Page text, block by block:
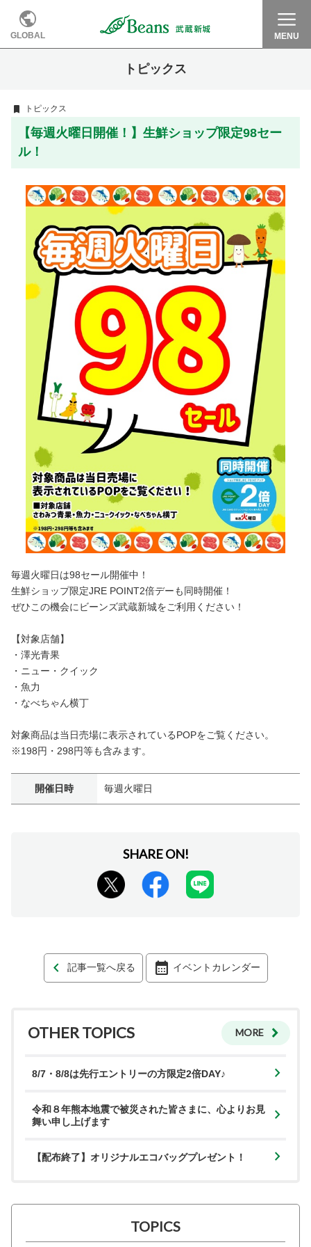
GLOBAL MENU
トピックス
トピックス
【毎週火曜日開催！】生鮮ショップ限定98セー
ル！
毎週火曜日は98セール開催中！
生鮮ショップ限定JRE POINT2倍デーも同時開催！
ぜひこの機会にビーンズ武蔵新城をご利用ください！
【対象店舗】
・澤光青果
・ニュー・クイック
・魚力
・なべちゃん横丁
対象商品は当日売場に表示されているPOPをご覧ください。
※198円・298円等も含みます。
開催日時 毎週火曜日
記事一覧へ戻る イベントカレンダー
OTHER TOPICS MORE
8/7・8/8は先行エントリーの方限定2倍DAY♪
令和８年熊本地震で被災された皆さまに、心よりお見
舞い申し上げます
【配布終了】オリジナルエコバッグプレゼント！
TOPICS